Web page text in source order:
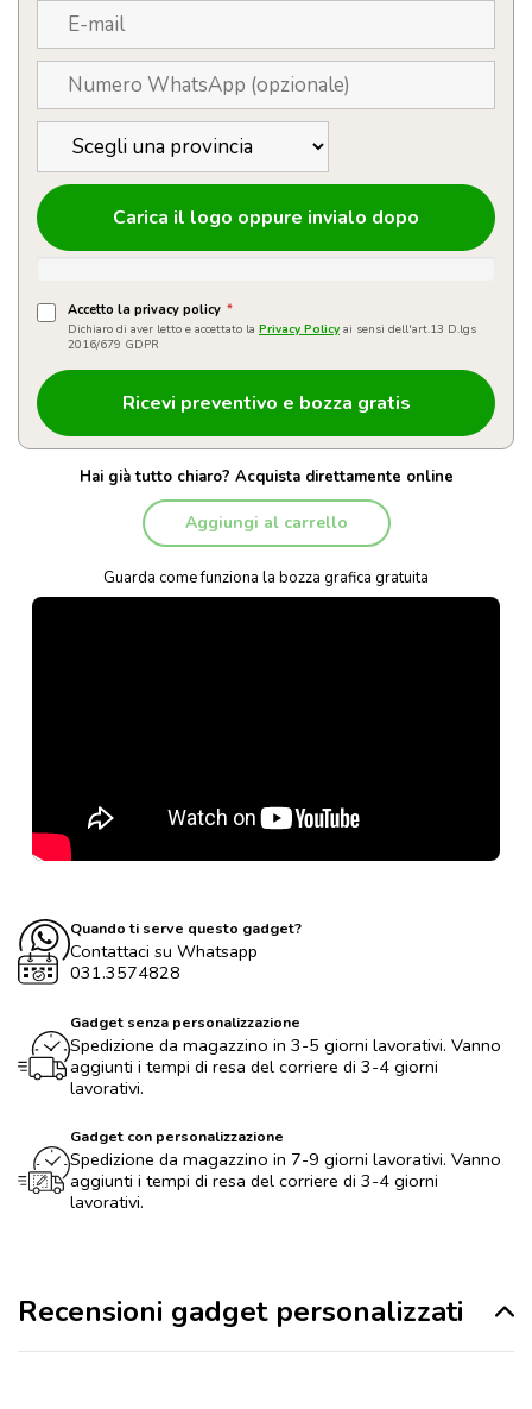
Carica il logo oppure invialo dopo
Accetto la privacy policy *
Dichiaro di aver letto e accettato la Privacy Policy ai sensi dell'art.13 D.lgs
2016/679 GDPR
Hai già tutto chiaro? Acquista direttamente online
Aggiungi al carrello
Guarda come funziona la bozza grafica gratuita
Quando ti serve questo gadget?
Contattaci su Whatsapp
031.3574828
Gadget senza personalizzazione
Spedizione da magazzino in 3-5 giorni lavorativi. Vanno
aggiunti i tempi di resa del corriere di 3-4 giorni
lavorativi.
Gadget con personalizzazione
Spedizione da magazzino in 7-9 giorni lavorativi. Vanno
aggiunti i tempi di resa del corriere di 3-4 giorni
lavorativi.
Recensioni gadget personalizzati